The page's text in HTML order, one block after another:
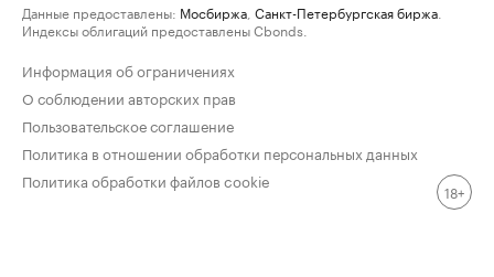
Данные предоставлены: Мосбиржа Санкт-Петербургская биржа
Индексы облигаций предоставлены Cbonds.
Информация об ограничениях
О соблюдении авторских прав
Пользовательское соглашение
Политика в отношении обработки персональных данных
Политика обработки файлов cookie
18+